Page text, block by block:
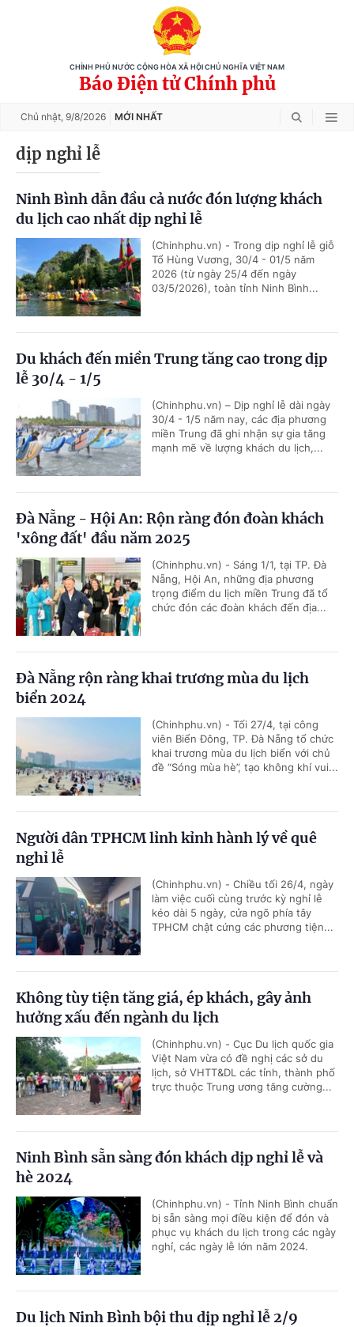
CHÍNH PHỦ NƯỚC CỘNG HÒA XÃ HỘI CHỦ NGHĨA VIỆT NAM
Báo Điện tử Chính phủ
Chủ nhật, 9/8/2026 MỚI NHẤT
dịp nghỉ lễ
Ninh Bình dẫn đầu cả nước đón lượng khách
du lịch cao nhất dịp nghỉ lễ
(Chinhphu.vn) - Trong dịp nghỉ lễ giỗ
Tổ Hùng Vương, 30/4 - 01/5 năm
2026 (từ ngày 25/4 đến ngày
03/5/2026), toàn tỉnh Ninh Bình...
Du khách đến miền Trung tăng cao trong dịp
lễ 30/4 - 1/5
(Chinhphu.vn) – Dịp nghỉ lễ dài ngày
30/4 - 1/5 năm nay, các địa phương
miền Trung đã ghi nhận sự gia tăng
mạnh mẽ về lượng khách du lịch,...
Đà Nẵng - Hội An: Rộn ràng đón đoàn khách
'xông đất' đầu năm 2025
(Chinhphu.vn) - Sáng 1/1, tại TP. Đà
Nẵng, Hội An, những địa phương
trọng điểm du lịch miền Trung đã tổ
chức đón các đoàn khách đến địa...
Đà Nẵng rộn ràng khai trương mùa du lịch
biển 2024
(Chinhphu.vn) - Tối 27/4, tại công
viên Biển Đông, TP. Đà Nẵng tổ chức
khai trương mùa du lịch biển với chủ
đề “Sóng mùa hè”, tạo không khí vui...
Người dân TPHCM lỉnh kỉnh hành lý về quê
nghỉ lễ
(Chinhphu.vn) - Chiều tối 26/4, ngày
làm việc cuối cùng trước kỳ nghỉ lễ
kéo dài 5 ngày, cửa ngõ phía tây
TPHCM chật cứng các phương tiện...
Không tùy tiện tăng giá, ép khách, gây ảnh
hưởng xấu đến ngành du lịch
(Chinhphu.vn) - Cục Du lịch quốc gia
Việt Nam vừa có đề nghị các sở du
lịch, sở VHTT&DL các tỉnh, thành phố
trực thuộc Trung ương tăng cường...
Ninh Bình sẵn sàng đón khách dịp nghỉ lễ và
hè 2024
(Chinhphu.vn) - Tỉnh Ninh Bình chuẩn
bị sẵn sàng mọi điều kiện để đón và
phục vụ khách du lịch trong các ngày
nghỉ, các ngày lễ lớn năm 2024.
Du lịch Ninh Bình bội thu dịp nghỉ lễ 2/9